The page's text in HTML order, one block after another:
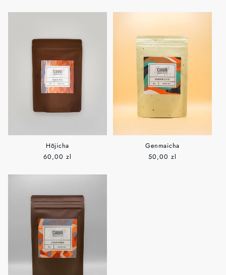
Hōjicha
Normaler
60,00 zl
Genmaicha
Normaler
50,00 zl